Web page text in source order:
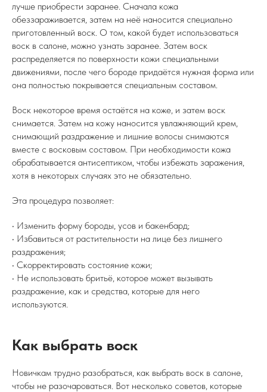
лучше приобрести заранее. Сначала кожа
обеззараживается, затем на неё наносится специально
приготовленный воск. О том, какой будет использоваться
воск в салоне, можно узнать заранее. Затем воск
распределяется по поверхности кожи специальными
движениями, после чего бороде придаётся нужная форма или
она полностью покрывается специальным составом.
Воск некоторое время остаётся на коже, и затем воск
снимается. Затем на кожу наносится увлажняющий крем,
снимающий раздражение и лишние волосы снимаются
вместе с восковым составом. При необходимости кожа
обрабатывается антисептиком, чтобы избежать заражения,
хотя в некоторых случаях это не обязательно.
Эта процедура позволяет:
• Изменить форму бороды, усов и бакенбард;
• Избавиться от растительности на лице без лишнего
раздражения;
• Скорректировать состояние кожи;
• Не использовать бритьё, которое может вызывать
раздражение, как и средства, которые для него
используются.
Как выбрать воск
Новичкам трудно разобраться, как выбрать воск в салоне,
чтобы не разочароваться. Вот несколько советов, которые